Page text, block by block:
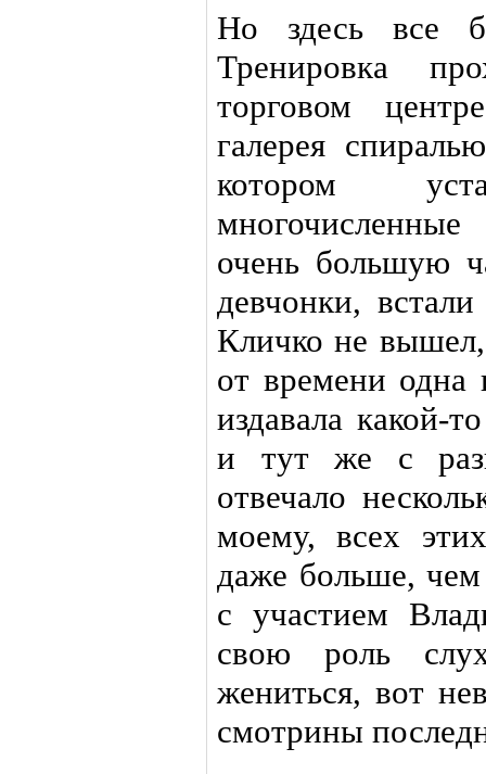
Но здесь все
Тренировка
торговом
галерея
котором
очень большую
девчонки,
Кличко не
от времени
издавала какой-
и тут же с
отвечало
моему, всех
даже больше,
с участием
свою роль
жениться, вот
смотрины